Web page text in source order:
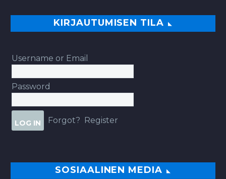
KIRJAUTUMISEN TILA
Username or Email
Password
Forgot? Register
SOSIAALINEN MEDIA